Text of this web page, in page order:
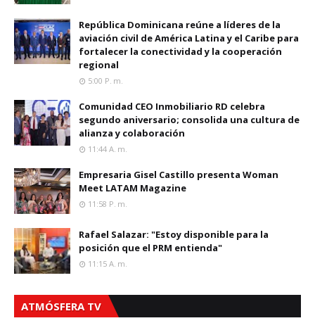
República Dominicana reúne a líderes de la
aviación civil de América Latina y el Caribe para
fortalecer la conectividad y la cooperación
regional
5:00 P. M.
Comunidad CEO Inmobiliario RD celebra
segundo aniversario; consolida una cultura de
alianza y colaboración
11:44 A. M.
Empresaria Gisel Castillo presenta Woman
Meet LATAM Magazine
11:58 P. M.
Rafael Salazar: "Estoy disponible para la
posición que el PRM entienda"
11:15 A. M.
ATMÓSFERA TV